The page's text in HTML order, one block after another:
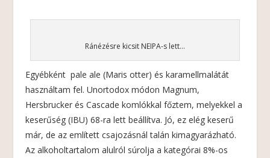
Ránézésre kicsit NEIPA-s lett…
Egyébként pale ale (Maris otter) és karamellmalátát
használtam fel. Unortodox módon Magnum,
Hersbrucker és Cascade komlókkal főztem, melyekkel a
keserűség (IBU) 68-ra lett beállítva. Jó, ez elég keserű
már, de az említett csajozásnál talán kimagyarázható.
Az alkoholtartalom alulról súrolja a kategórai 8%-os